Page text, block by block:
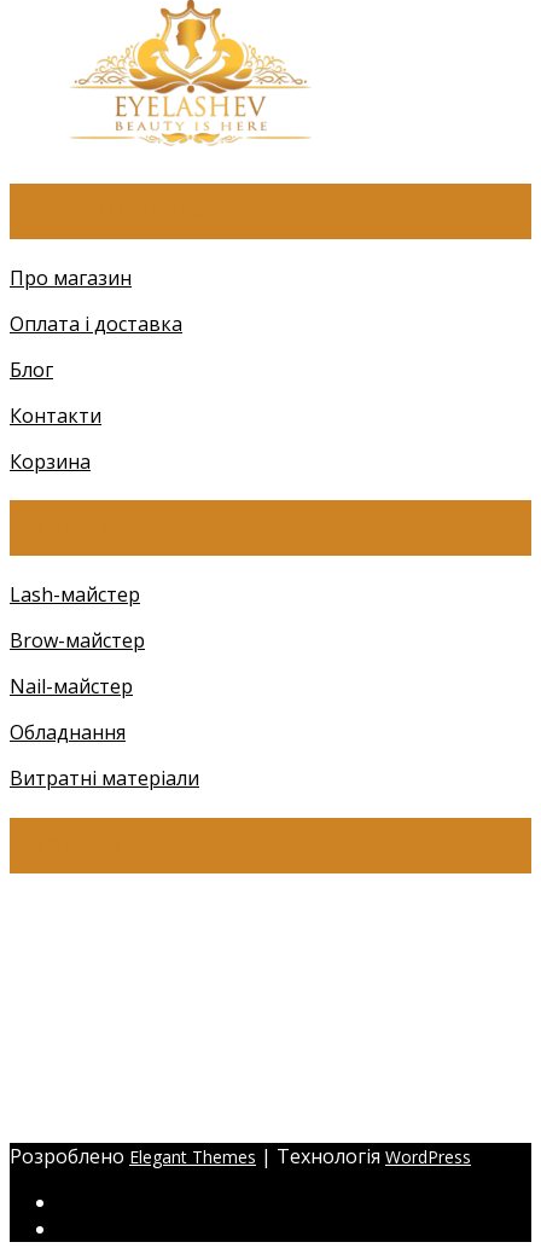
Про магазин
Оплата і доставка
Блог
Контакти
Корзина
Lash-майстер
Brow-майстер
Nail-майстер
Обладнання
Витратні матеріали
Розроблено Elegant Themes | Технологія WordPress